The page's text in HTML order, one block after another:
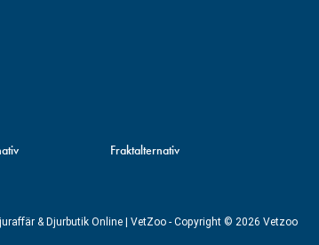
Fraktalternativ
& Djurbutik Online | VetZoo - Copyright © 2026 Vetzoo